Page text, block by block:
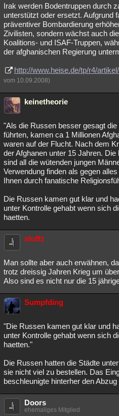
Irak werden Bodentruppen durch
unterstützt oder ersetzt. Aufgrund
präventiver Bombardierung
Zivilisten, sondern wächst auch
Koalitions- und ISAF-Truppen,
der afghanischen Regierung
http://www.heise.de/tp/r4/
vom 10.09.2008)
keinetheorie
"Als die Russen besser gesagt
führten, kamen ca 1 Millionen
waren auf der Flucht. Nach dem
der Afghanen unter 15 Jahren.
sind all die wütenden jungen
Verwendung finden als gegen
Ihnen durch fanatische
Die Russen kamen gut klar und
unter Kontrolle gehabt wenn sich
haetten.
stuffz
Man sollte aber auch erwähnen,
trotz dreissig Jahren Krieg um
Also sind es nicht nur die 15
Sumpfding
"Die Russen kamen gut klar und
unter Kontrolle gehabt wenn sich
haetten."
Die Russen hatten die Städte
sie nicht viel zu bestellen. Das
beschleunigte hinterher den
Doors
ehemaliges Mitglied